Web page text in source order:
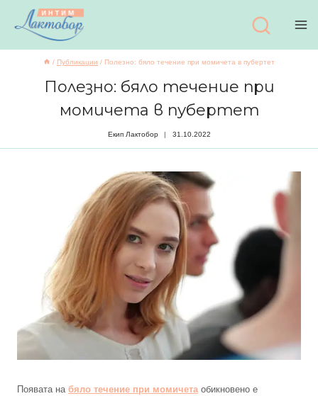
съдържанието
/ Публикации / Полезно: бяло течение при момичета в пубертет
Полезно: бяло течение при
момичета в пубертет
Екип Лактобор 31.10.2022
Появата на бяло течение при момичетаобикновено е